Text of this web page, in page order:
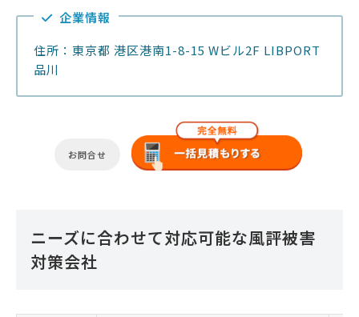
企業情報
住所：東京都 港区港南1-8-15 Wビル2F LIBPORT
品川
お問合せ
ニーズに合わせて対応可能な風評被害
対策会社